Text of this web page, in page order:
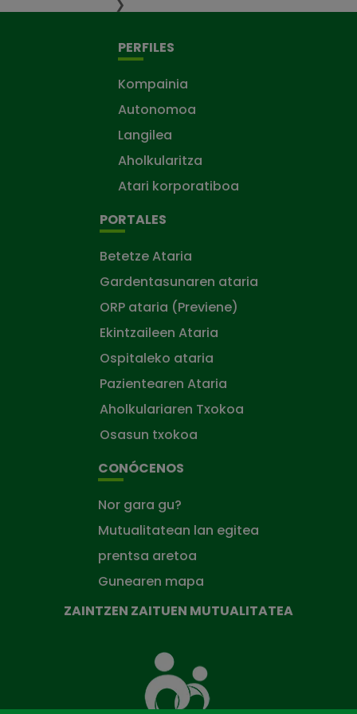
❯
PERFILES
Kompainia
Autonomoa
Langilea
Aholkularitza
Atari korporatiboa
PORTALES
Betetze Ataria
Gardentasunaren ataria
ORP ataria (Previene)
Ekintzaileen Ataria
Ospitaleko ataria
Pazientearen Ataria
Aholkulariaren Txokoa
Osasun txokoa
CONÓCENOS
Nor gara gu?
Mutualitatean lan egitea
prentsa aretoa
Gunearen mapa
ZAINTZEN ZAITUEN MUTUALITATEA
zaituen
Mutua